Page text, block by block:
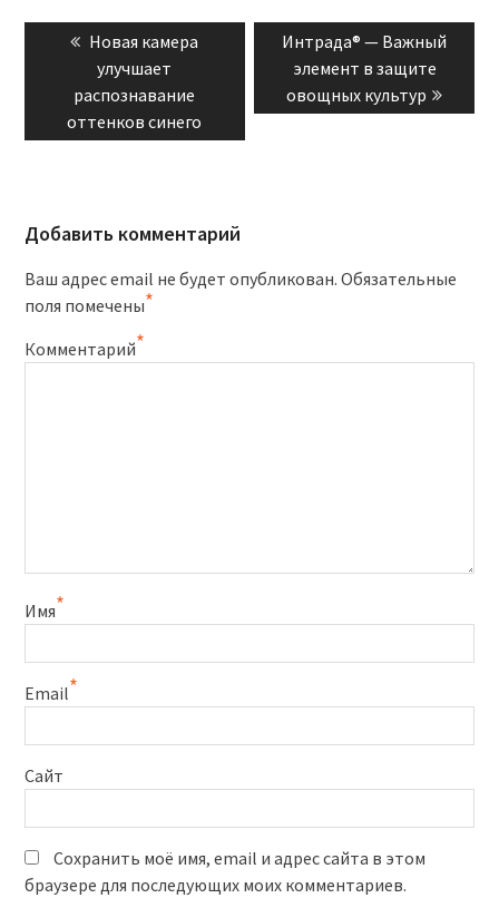
Навигация
записям
Previous
post:
Новая камера
улучшает
распознавание
оттенков синего
Next
post:
Интрада® — Важный
элемент в защите
овощных культур
Добавить комментарий
Ваш адрес email не будет опубликован. Обязательные
поля помечены*
Комментарий*
Имя*
Email*
Сайт
Сохранить моё имя, email и адрес сайта в этом
браузере для последующих моих комментариев.